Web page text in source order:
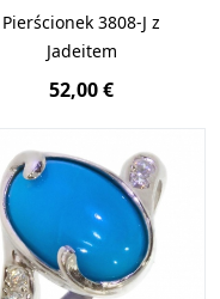
Pierścionek 3808-J z
Jadeitem
52,00 €